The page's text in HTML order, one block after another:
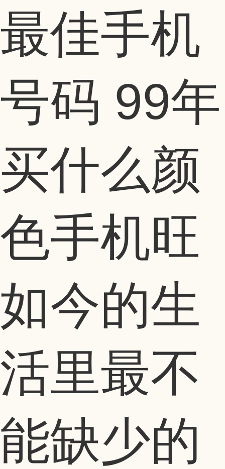
最佳手机
号码 99年
买什么颜
色手机旺
如今的生
活里最不
能缺少的